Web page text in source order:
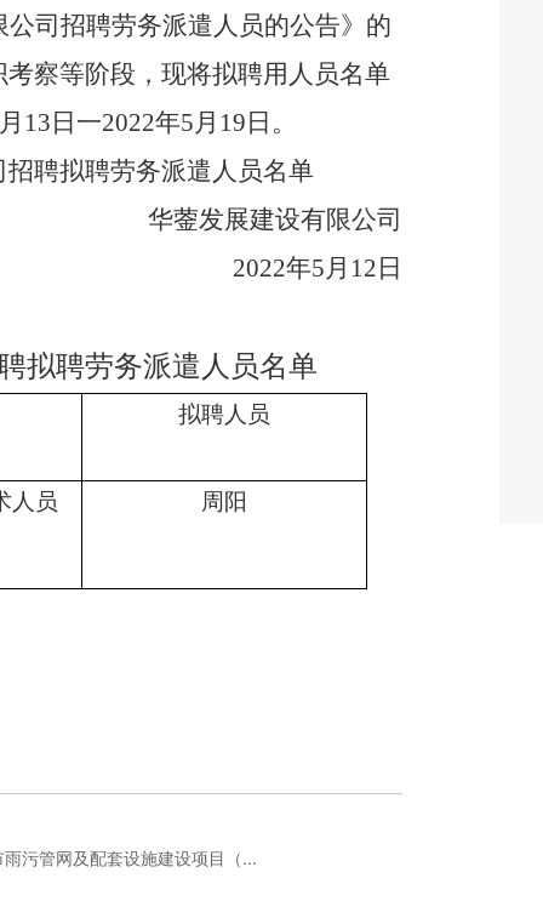
司招聘劳务派遣人员的公告》的
察等阶段，现将拟聘用人员名单
13日一2022年5月19日。
聘拟聘劳务派遣人员名单
华蓥发展建设有限公司
2022年5月12日
拟聘劳务派遣人员名单
拟聘人员
人员 周阳
污管网及配套设施建设项目（...